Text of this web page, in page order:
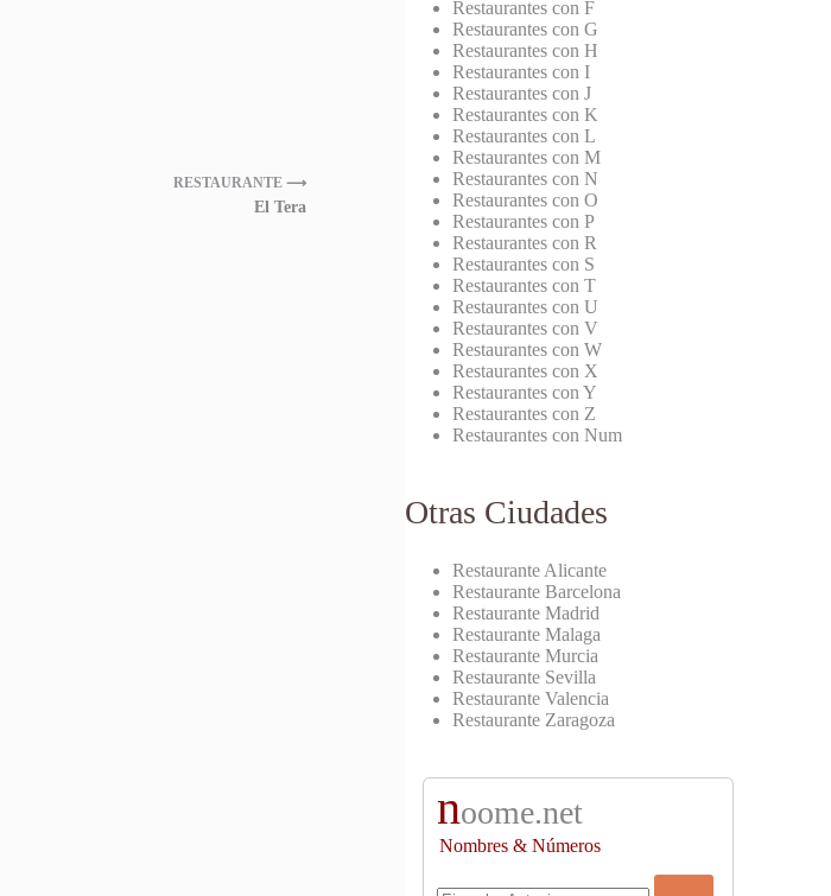
RESTAURANTE ⟶
El Tera
Restaurantes con F
Restaurantes con G
Restaurantes con H
Restaurantes con I
Restaurantes con J
Restaurantes con K
Restaurantes con L
Restaurantes con M
Restaurantes con N
Restaurantes con O
Restaurantes con P
Restaurantes con R
Restaurantes con S
Restaurantes con T
Restaurantes con U
Restaurantes con V
Restaurantes con W
Restaurantes con X
Restaurantes con Y
Restaurantes con Z
Restaurantes con Num
Otras Ciudades
Restaurante Alicante
Restaurante Barcelona
Restaurante Madrid
Restaurante Malaga
Restaurante Murcia
Restaurante Sevilla
Restaurante Valencia
Restaurante Zaragoza
noome.net
Nombres & Números